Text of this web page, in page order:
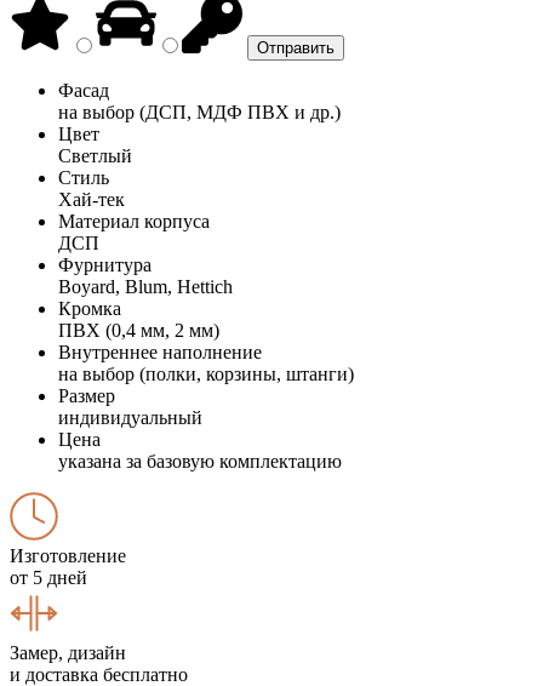
Фасад
на выбор (ДСП, МДФ ПВХ и др.)
Цвет
Светлый
Стиль
Хай-тек
Материал корпуса
ДСП
Фурнитура
Boyard, Blum, Hettich
Кромка
ПВХ (0,4 мм, 2 мм)
Внутреннее наполнение
на выбор (полки, корзины, штанги)
Размер
индивидуальный
Цена
указана за базовую комплектацию
Изготовление
от 5 дней
Замер, дизайн
и доставка бесплатно